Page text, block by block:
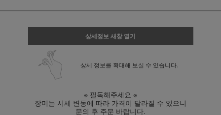
상세정보 새창 열기
상세 정보를 확대해 보실 수 있습니다.
※ 필독해주세요 ※
장미는 시세 변동에 따라 가격이 달라질 수 있으니
문의 후 주문 바랍니다.